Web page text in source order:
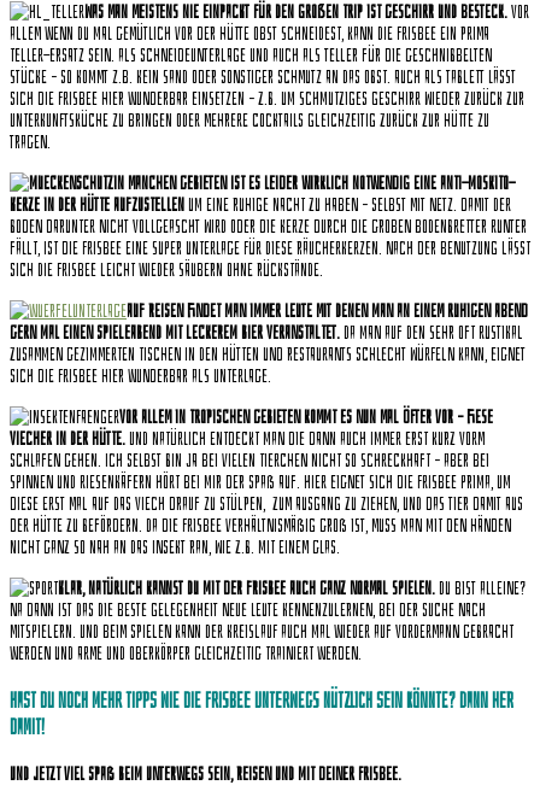
Was man meistens nie einpackt für den großen Trip ist Geschirr und Besteck.Vor
allem wenn du mal gemütlich vor der Hütte Obst schneidest, kann die Frisbee ein prima
Teller-Ersatz sein. Als Schneideunterlage und auch als Teller für die geschnibbelten
Stücke – so kommt z.B. kein Sand oder sonstiger Schmutz an das Obst. Auch als Tablett lässt
sich die Frisbee hier wunderbar einsetzen – z.B. um schmutziges Geschirr wieder zurück zur
Unterkunftsküche zu bringen oder mehrere Cocktails gleichzeitig zurück zur Hütte zu
tragen.
In manchen Gebi eten ist es leider wirklich notwendig eine Anti-Moskito-
Kerze in der Hütte aufzustellen um eine ruhige Nacht zu haben – selbst mit Netz. Damit der
Boden darunter nicht vollgeascht wird oder die Kerze durch die groben Bodenbretter runter
fällt, ist die Frisbee eine super Unterlage für diese Räucherkerzen. Nach der Benutzung lässt
sich die Frisbee leicht wieder säubern ohne Rückstände.
Auf Reisen findet man immer Leute mit denen man an einem ruhigen Abend
gern mal einen Spieleabend mit leckerem Bier veranstaltet. Da man auf den sehr oft rustikal
zusammen gezimmerten Tischen in den Hütten und Restaurants schlecht würfeln kann, eignet
sich die Frisbee hier wunderbar als Unterlage.
Vor allem in tropischen Gebieten kommt es nun mal öfter vor – fiese
Viecher in der Hütte. Und natürlich entdeckt man die dann auch immer erst kurz vorm
schlafen gehen. Ich selbst bin ja bei vielen Tierchen nicht so schreckhaft – aber bei
Spinnen und Riesenkäfern hört bei mir der Spaß auf. Hier eignet sich die Frisbee prima, um
diese erst mal auf das Viech drauf zu stülpen, zum Ausgang zu ziehen, und das Tier damit aus
der Hütte zu befördern. Da die Frisbee verhältnismäßig groß ist, muss man mit den Händen
nicht ganz so nah an das Insekt ran, wie z.B. mit einem Glas.
Klar, natürlich kannst du mit der Frisbee auch ganz normal spielen. Du bist alleine?
Na dann ist das die beste Gelegenheit neue Leute kennenzulernen, bei der Suche nach
Mitspielern. Und beim spielen kann der Kreislauf auch mal wieder auf Vordermann gebracht
werden und Arme und Oberkörper gleichzeitig trainiert werden.
Hast du noch mehr Tipps wie die Frisbee unterwegs nützlich sein könnte? Dann her
damit!
Und jetzt viel Spaß beim unterwegs sein, reisen und mit deiner Frisbee.